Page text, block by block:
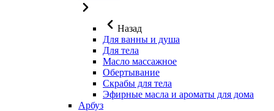
Назад
Для ванны и душа
Для тела
Масло массажное
Обертывание
Скрабы для тела
Эфирные масла и ароматы для дома
Арбуз